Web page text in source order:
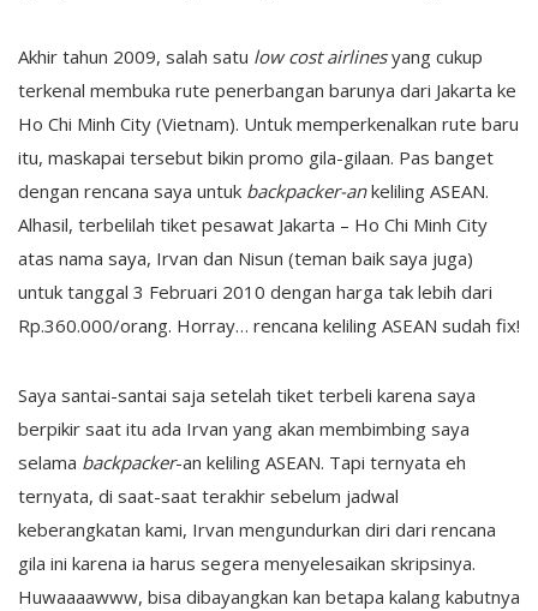
Akhir tahun 2009, salah satu low cost airlinesyang cukup
terkenal membuka rute penerbangan barunya dari Jakarta ke
Ho Chi Minh City (Vietnam). Untuk memperkenalkan rute baru
itu, maskapai tersebut bikin promo gila-gilaan. Pas banget
dengan rencana saya untuk backpacker-ankeliling ASEAN.
Alhasil, terbelilah tiket pesawat Jakarta – Ho Chi Minh City
atas nama saya, Irvan dan Nisun (teman baik saya juga)
untuk tanggal 3 Februari 2010 dengan harga tak lebih dari
Rp.360.000/orang. Horray… rencana keliling ASEAN sudah fix!
Saya santai-santai saja setelah tiket terbeli karena saya
berpikir saat itu ada Irvan yang akan membimbing saya
selama backpacker-an keliling ASEAN. Tapi ternyata eh
ternyata, di saat-saat terakhir sebelum jadwal
keberangkatan kami, Irvan mengundurkan diri dari rencana
gila ini karena ia harus segera menyelesaikan skripsinya.
Huwaaaawww, bisa dibayangkan kan betapa kalang kabutnya